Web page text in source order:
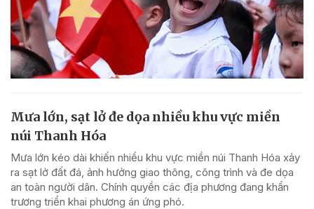
Mưa lớn, sạt lở đe dọa nhiều khu vực miền
núi Thanh Hóa
Mưa lớn kéo dài khiến nhiều khu vực miền núi Thanh Hóa xảy
ra sạt lở đất đá, ảnh hưởng giao thông, công trình và đe dọa
an toàn người dân. Chính quyền các địa phương đang khẩn
trương triển khai phương án ứng phó.